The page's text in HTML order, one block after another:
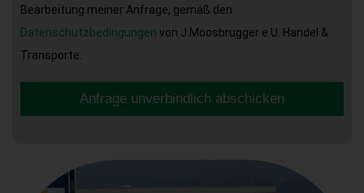
Bearbeitung meiner Anfrage, gemäß den
Datenschutzbedingungen von J.Moosbrugger e.U. Handel &
Transporte.
Anfrage unverbindlich abschicken